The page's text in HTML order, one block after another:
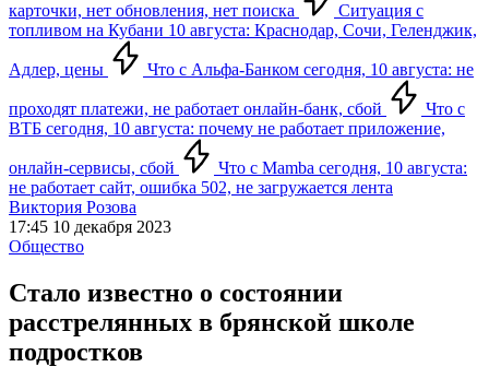
карточки, нет обновления, нет поиска
Ситуация с
топливом на Кубани 10 августа: Краснодар, Сочи, Геленджик,
Адлер, цены Что с Альфа-Банком сегодня, 10 августа: не
проходят платежи, не работает онлайн-банк, сбой
Что с
ВТБ сегодня, 10 августа: почему не работает приложение,
онлайн-сервисы, сбой
Что с Mamba сегодня, 10 августа:
не работает сайт, ошибка 502, не загружается лента
Виктория Розова
17:45 10 декабря 2023
Общество
Стало известно о состоянии
расстрелянных в брянской школе
подростков